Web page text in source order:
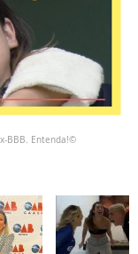
BBB. Entenda!©